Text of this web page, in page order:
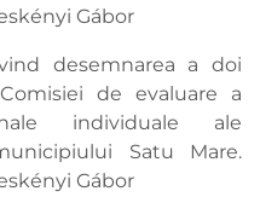
Gábor
desemnarea a doi
de evaluare a
individuale ale
Satu Mare.
Gábor